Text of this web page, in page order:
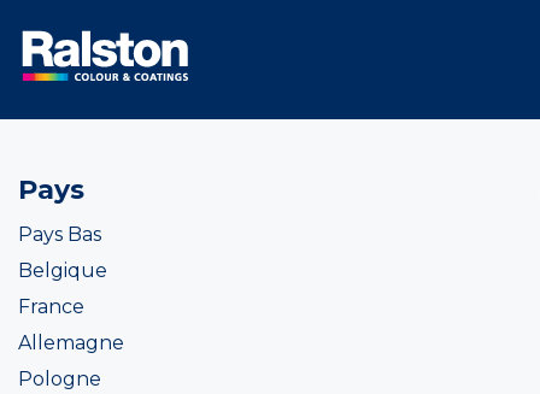
Pays
Pays Bas
Belgique
France
Allemagne
Pologne